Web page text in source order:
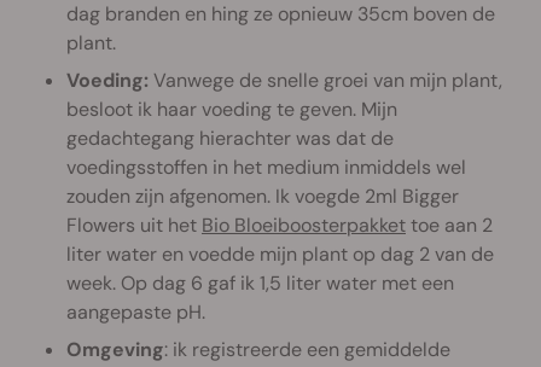
dag branden en hing ze opnieuw 35cm boven de
plant.
Voeding: Vanwege de snelle groei van mijn plant,
besloot ik haar voeding te geven. Mijn
gedachtegang hierachter was dat de
voedingsstoffen in het medium inmiddels wel
zouden zijn afgenomen. Ik voegde 2ml Bigger
Flowers uit het Bio Bloeiboosterpakkettoe aan 2
liter water en voedde mijn plant op dag 2 van de
week. Op dag 6 gaf ik 1,5 liter water met een
aangepaste pH.
Omgeving: ik registreerde een gemiddelde